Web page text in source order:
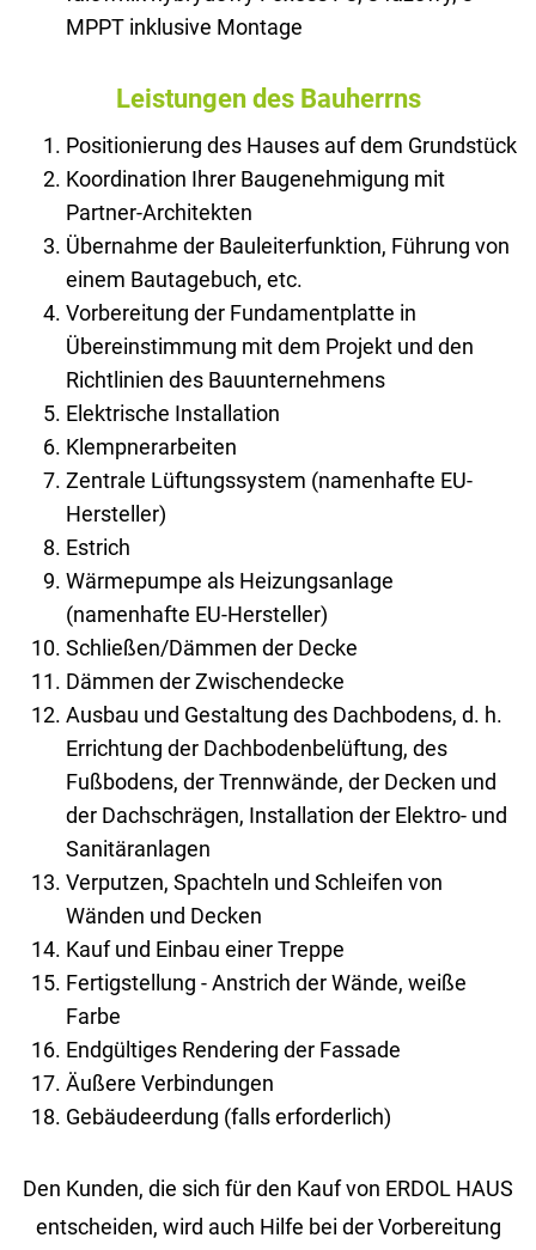
MPPT inklusive Montage
Leistungen des Bauherrns
Positionierung des Hauses auf dem Grundstück
Koordination Ihrer Baugenehmigung mit
Partner-Architekten
Übernahme der Bauleiterfunktion, Führung von
einem Bautagebuch, etc.
Vorbereitung der Fundamentplatte in
Übereinstimmung mit dem Projekt und den
Richtlinien des Bauunternehmens
Elektrische Installation
Klempnerarbeiten
Zentrale Lüftungssystem (namenhafte EU-
Hersteller)
Estrich
Wärmepumpe als Heizungsanlage
(namenhafte EU-Hersteller)
Schließen/Dämmen der Decke
Dämmen der Zwischendecke
Ausbau und Gestaltung des Dachbodens, d. h.
Errichtung der Dachbodenbelüftung, des
Fußbodens, der Trennwände, der Decken und
der Dachschrägen, Installation der Elektro- und
Sanitäranlagen
Verputzen, Spachteln und Schleifen von
Wänden und Decken
Kauf und Einbau einer Treppe
Fertigstellung - Anstrich der Wände, weiße
Farbe
Endgültiges Rendering der Fassade
Äußere Verbindungen
Gebäudeerdung (falls erforderlich)
Den Kun­den, die sich für den Kauf von ERDOL HAUS
ent­schei­den, wird auch Hilfe bei der Vor­be­rei­tung